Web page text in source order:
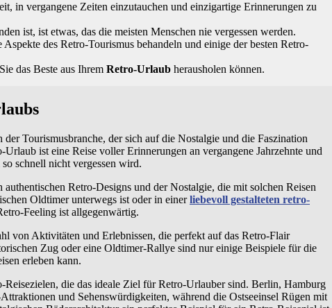
in vergangene Zeiten einzutauchen und einzigartige Erinnerungen zu
ist, ist etwas, das die meisten Menschen nie vergessen werden.
des Retro-Tourismus behandeln und einige der besten Retro-
das Beste aus Ihrem Retro-Urlaub herausholen können.
der Tourismusbranche, der sich auf die Nostalgie und die Faszination
ist eine Reise voller Erinnerungen an vergangene Jahrzehnte und
schnell nicht vergessen wird.
Retro-Designs und der Nostalgie, die mit solchen Reisen
Oldtimer unterwegs ist oder in einerliebevoll gestalteten retro-
Feeling ist allgegenwärtig.
von Aktivitäten und Erlebnissen, die perfekt auf das Retro-Flair
Zug oder eine Oldtimer-Rallye sind nur einige Beispiele für die
erleben kann.
die das ideale Ziel für Retro-Urlauber sind. Berlin, Hamburg
und Sehenswürdigkeiten, während die Ostseeinsel Rügen mit